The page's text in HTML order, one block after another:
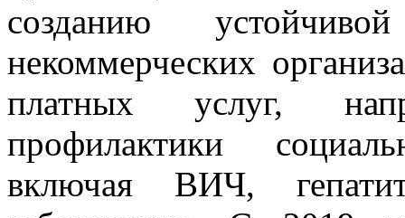
созданию
некоммерческих
платных услуг,
профилактики
включая ВИЧ,